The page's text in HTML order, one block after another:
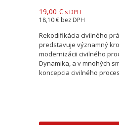
19,00 € s DPH
18,10 € bez DPH
Rekodifikácia civilného
predstavuje významný
modernizácii civilného
Dynamika, a v mnohých
koncepcia civilného